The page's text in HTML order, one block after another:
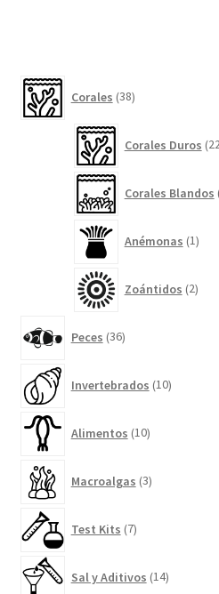
Corales 38productos
Corales Duros
Corales Blandos
Anémonas 1
Zoántidos 2
Peces 36productos
Invertebrados 10productos
Alimentos 10productos
Macroalgas 3productos
Test Kits 7productos
Sal y Aditivos 14productos